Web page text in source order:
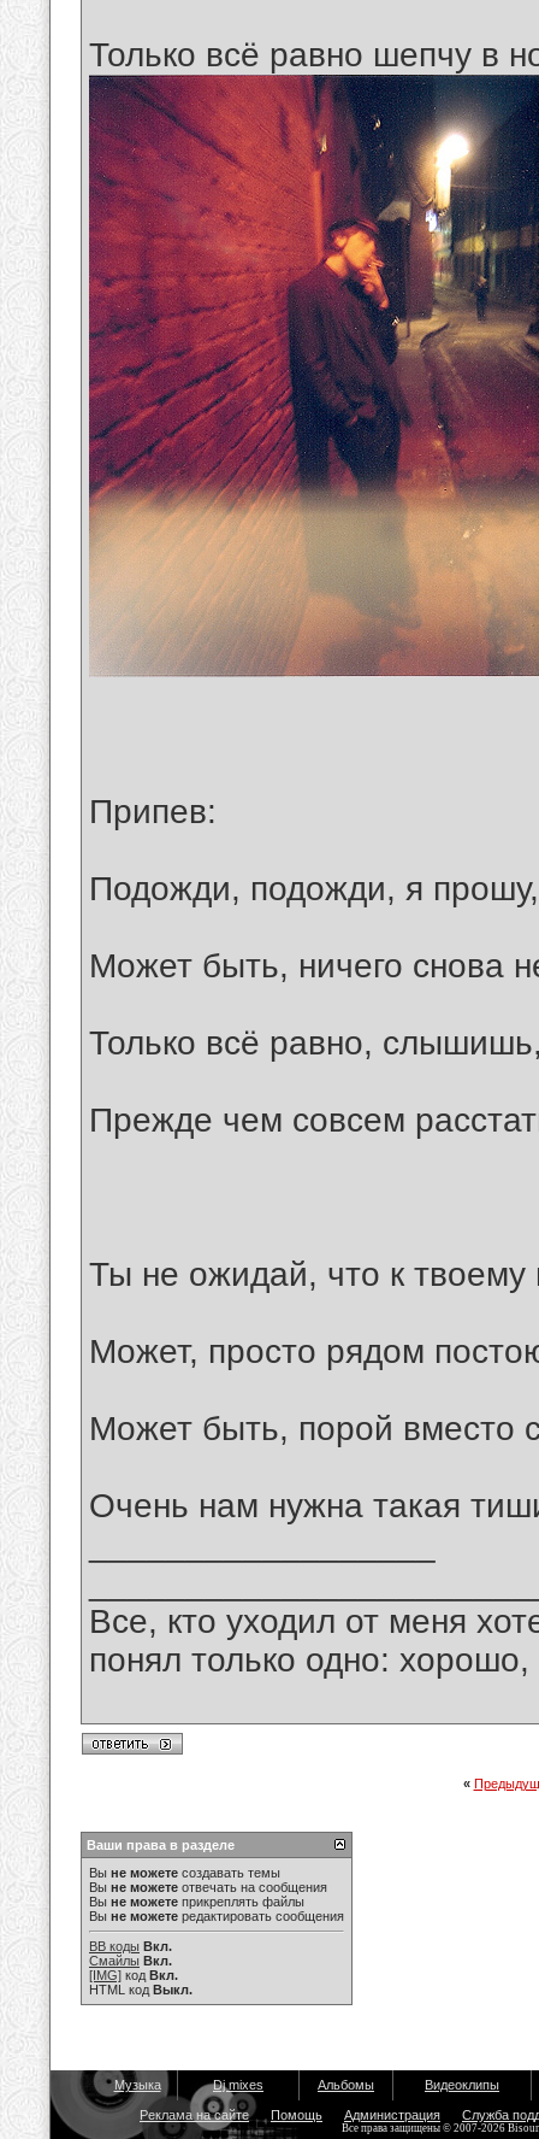
Только всё равно шепчу в
Припев:
Подожди, подожди, я прошу,
Может быть, ничего снова
Только всё равно,
Прежде чем совсем
Ты не ожидай, что к твоему
Может, просто рядом
Может быть, порой вместо
Очень нам нужна такая
Все, кто уходил от меня
понял только одно:
«
Ваши права в разделе
Вы не можете создавать темы
Вы не можете отвечать на сообщения
Вы не можете прикреплять файлы
Вы не можете редактировать сообщения
BB коды Вкл.
Смайлы Вкл.
[IMG] код Вкл.
HTML код Выкл.
Музыка Dj mixes Альбомы Видеоклипы
Реклама на сайте Помощь Администрация Служба
Все права защищены © 2007-2026